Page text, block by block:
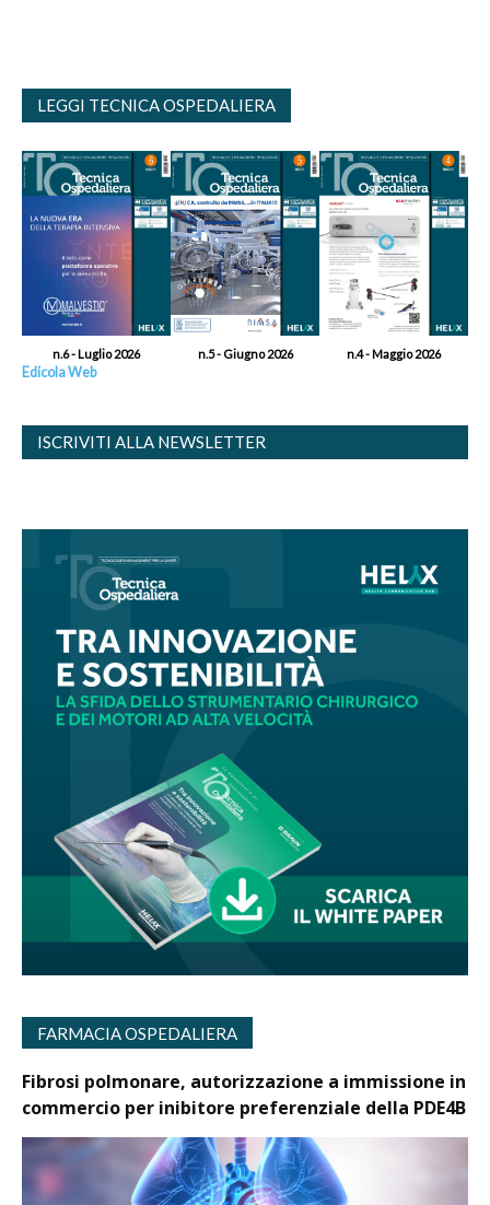
LEGGI TECNICA OSPEDALIERA
n.6 - Luglio 2026 n.5 - Giugno 2026 n.4 - Maggio 2026
Edicola Web
ISCRIVITI ALLA NEWSLETTER
FARMACIA OSPEDALIERA
Fibrosi polmonare, autorizzazione a immissione in
commercio per inibitore preferenziale della PDE4B